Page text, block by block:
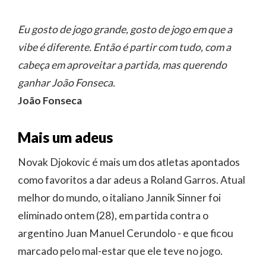
Eu gosto de jogo grande, gosto de jogo em que a
vibe é diferente. Então é partir com tudo, com a
cabeça em aproveitar a partida, mas querendo
ganhar João Fonseca.
João Fonseca
Mais um adeus
Novak Djokovic é mais um dos atletas apontados
como favoritos a dar adeus a Roland Garros. Atual
melhor do mundo, o italiano Jannik Sinner foi
eliminado ontem (28), em partida contra o
argentino Juan Manuel Cerundolo - e que ficou
marcado pelo mal-estar que ele teve no jogo.